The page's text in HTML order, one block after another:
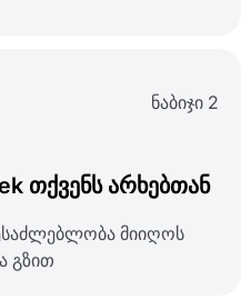
ნაბიჯი 2
თქვენს არხებთან
მიიღოს
გზით